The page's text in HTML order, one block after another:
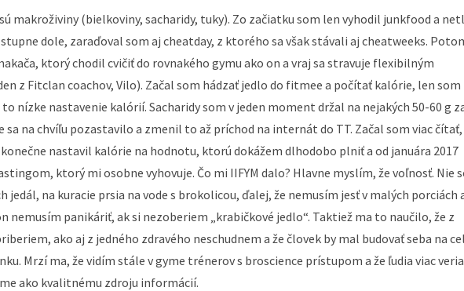
makroživiny (bielkoviny, sacharidy, tuky). Zo začiatku som len vyhodil junkfood a
dole, zaraďoval som aj cheatday, z ktorého sa však stávali aj cheatweeks.
ktorý chodil cvičiť do rovnakého gymu ako on a vraj sa stravuje flexibilným
z Fitclan coachov, Vilo). Začal som hádzať jedlo do fitmee a počítať kalórie, len som
nízke nastavenie kalórií. Sacharidy som v jeden moment držal na nejakých 50-60 g
sa na chvíľu pozastavilo a zmenil to až príchod na internát do TT. Začal som viac čítať,
nastavil kalórie na hodnotu, ktorú dokážem dlhodobo plniť a od januára 2017
ktorý mi osobne vyhovuje. Čo mi IIFYM dalo? Hlavne myslím, že voľnosť. Nie
jedál, na kuracie prsia na vode s brokolicou, ďalej, že nemusím jesť v malých porciách
nemusím panikáriť, ak si nezoberiem „krabičkové jedlo“. Taktiež ma to naučilo, že z
ako aj z jedného zdravého neschudnem a že človek by mal budovať seba na
Mrzí ma, že vidím stále v gyme trénerov s broscience prístupom a že ľudia viac veria
ako kvalitnému zdroju informácií.